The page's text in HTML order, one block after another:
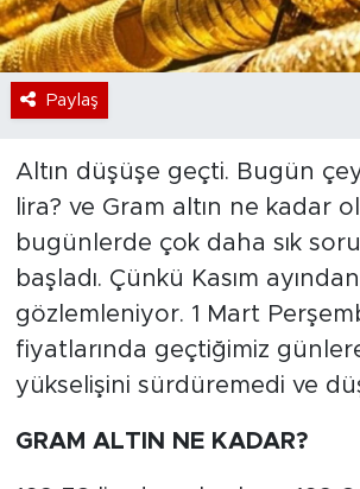
Paylaş
Altın düşüşe geçti. Bugün
lira? ve Gram altın ne kadar
bugünlerde çok daha sık
başladı. Çünkü Kasım
gözlemleniyor. 1 Mart
fiyatlarında geçtiğimiz
yükselişini sürdüremedi ve
GRAM ALTIN NE KADAR?
Magazin
Dünya